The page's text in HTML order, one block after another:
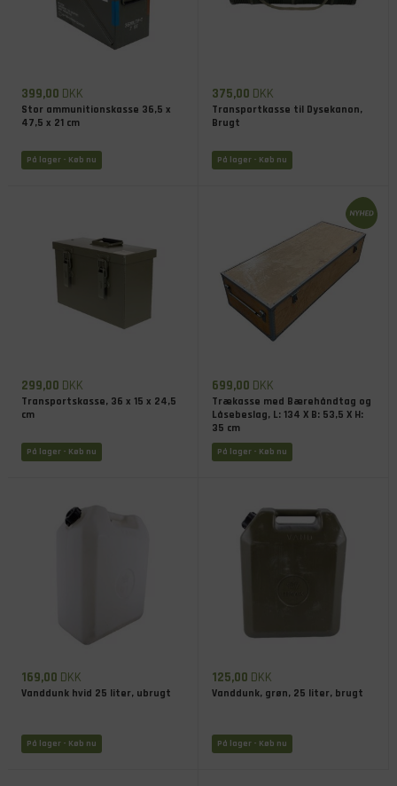
399,00 DKK
Stor ammunitionskasse 36,5 x
47,5 x 21 cm
På lager - Køb nu
375,00 DKK
Transportkasse til Dysekanon,
Brugt
På lager - Køb nu
299,00 DKK
Transportskasse, 36 x 15 x 24,5
cm
På lager - Køb nu
699,00 DKK
Trækasse med Bærehåndtag og
Låsebeslag, L: 134 X B: 53,5 X H:
35 cm
På lager - Køb nu
169,00 DKK
Vanddunk hvid 25 liter, ubrugt
På lager - Køb nu
125,00 DKK
Vanddunk, grøn, 25 liter, brugt
På lager - Køb nu